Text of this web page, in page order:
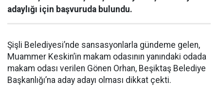
adaylığı için başvuruda bulundu.
Şişli Belediyesi’nde sansasyonlarla gündeme gelen,
Muammer Keskin’in makam odasının yanındaki odada
makam odası verilen Gönen Orhan, Beşiktaş Belediye
Başkanlığı’na aday adayı olması dikkat çekti.